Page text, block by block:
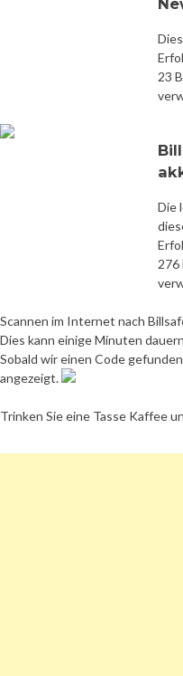
23
Die
276
Scannen im Internet nach
Dies kann einige Minuten
Sobald wir einen Code
angezeigt.
Trinken Sie eine Tasse Kaffee